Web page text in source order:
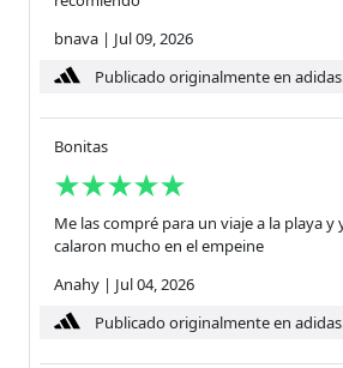
bnava | Jul 09, 2026
Publicado originalmente en
Bonitas
Me las compré para un viaje a la playa y
calaron mucho en el empeine
Anahy | Jul 04, 2026
Publicado originalmente en